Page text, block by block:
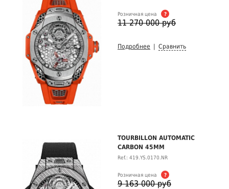
Розничная цена ?
11 270 000 руб
Подробнее Сравнить
TOURBILLON AUTOMATIC
CARBON 45MM
Ref.: 419.YS.0170.NR
Розничная цена ?
9 163 000 руб